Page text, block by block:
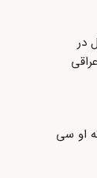
شرکت در تحصیلات عالی حوزوی راهی حوزه علمیه نجف شد و مدت ۷ سال در
او سی